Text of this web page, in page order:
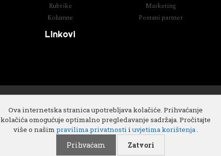
Ova internetska stranica upotrebljava kolačiće. Prihvaćanje
kolačića omogućuje optimalno pregledavanje sadržaja. Pročitajte
više o našim pravilima privatnostiiuvjetima korištenja .
Prihvaćam Zatvori
Rubrike
Kolumne
Marketing
Postani partner
Linkovi